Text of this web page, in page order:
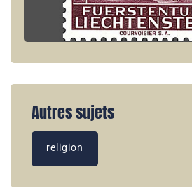
Autres sujets
religion